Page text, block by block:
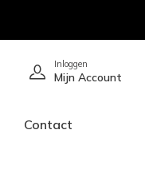
Inloggen
Mijn Account
Contact